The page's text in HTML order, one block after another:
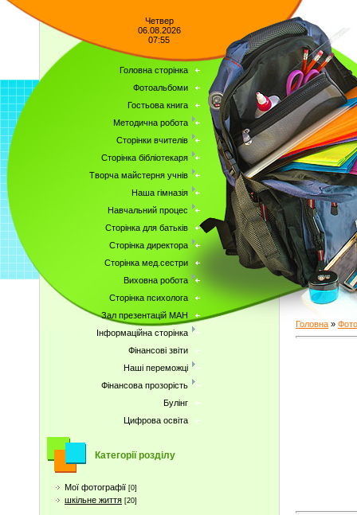
Четвер
06.08.2026
07:55
Головна сторінка
Фотоальбоми
Гостьова книга
Методична робота
Сторінки вчителів
Сторінка бібліотекаря
Творча майстерня учнів
Наша гімназія
Навчальний процес
Сторінка для батьків
Сторінка директора
Сторінка мед.сестри
Виховна робота
Сторінка психолога
Зал презентацій МАН
Інформаційна сторінка
Фінансові звіти
Наші переможці
Фінансова прозорість
Булінг
Цифрова освіта
Категорії розділу
Мої фотографії [0]
шкільне життя [20]
Головна »